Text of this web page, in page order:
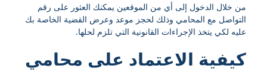
من خلال الدخول إلى أي من الموقعين يمكنك العثور على رقم
التواصل مع المحامي وذلك لحجز موعد وعرض القضية الخاصة بك
عليه لكي يتخذ الإجراءات القانونية التي تلزم لحلها.
كيفية الاعتماد على محامي